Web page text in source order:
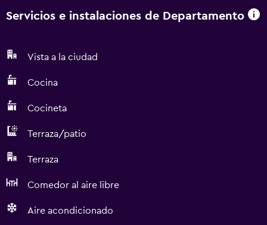
Servicios e instalaciones de Departamento
Vista a la ciudad
Cocina
Cocineta
Terraza/patio
Terraza
Comedor al aire libre
Aire acondicionado